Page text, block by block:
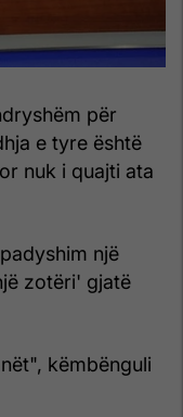
për
e tyre është
nuk i quajti ata
një
zotëri' gjatë
këmbënguli